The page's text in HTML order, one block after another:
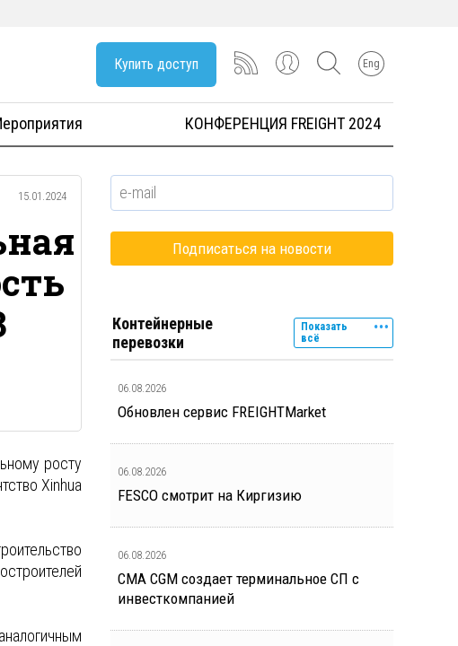
Купить доступ Eng
КОНФЕРЕНЦИЯ FREIGHT 2024
15.01.2024
росту
Xinhua
Контейнерные
перевозки
Показать
всё
06.08.2026
Обновлен сервис FREIGHTMarket
06.08.2026
FESCO смотрит на Киргизию
06.08.2026
CMA CGM создает терминальное СП с
инвесткомпанией